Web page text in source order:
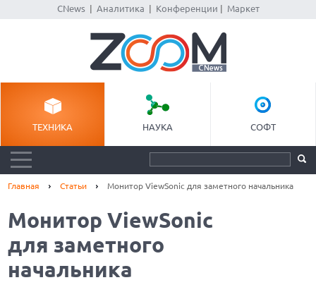
CNews| Аналитика Конференции Маркет
ТЕХНИКА НАУКА СОФТ
Главная Статьи Монитор ViewSonic для заметного начальника
Монитор ViewSonic
для заметного
начальника